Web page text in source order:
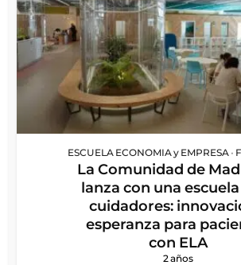
ESCUELA ECONOMIA y EMPRESA •
La Comunidad de
lanza con una
cuidadores:
esperanza para
con ELA
2 años